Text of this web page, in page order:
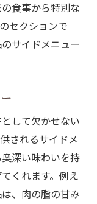
変化
欒のひととき
焼肉一品料理
む
しいトレンド
名店
と味覚の融合
の過ごし方
食事から特別な
セクションで
サイドメニュー
して欠かせない
されるサイドメ
深い味わいを持
くれます。例え
、肉の脂の甘み